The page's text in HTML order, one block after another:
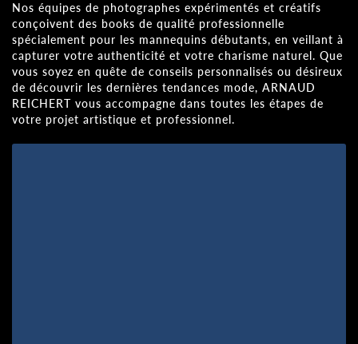
Nos équipes de photographes expérimentés et créatifs
conçoivent des books de qualité professionnelle
spécialement pour les mannequins débutants, en veillant à
capturer votre authenticité et votre charisme naturel. Que
vous soyez en quête de conseils personnalisés ou désireux
de découvrir les dernières tendances mode, ARNAUD
REICHERT vous accompagne dans toutes les étapes de
votre projet artistique et professionnel.